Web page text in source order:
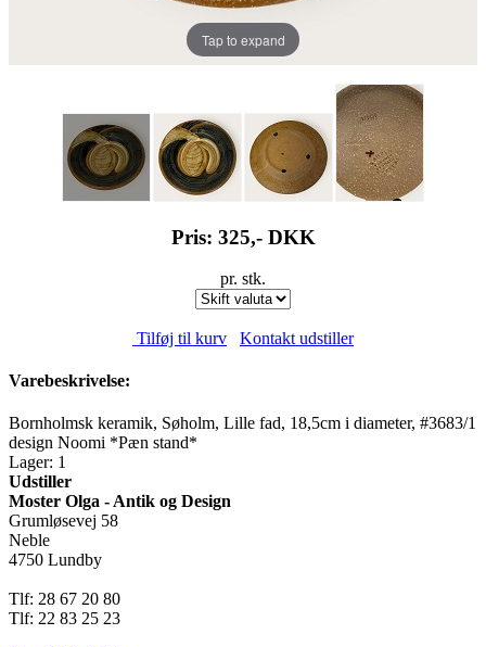
Tap to expand
Pris: 325,- DKK
pr. stk.
Tilføj til kurv Kontakt udstiller
Varebeskrivelse:
Bornholmsk keramik, Søholm, Lille fad, 18,5cm i diameter, #3683/1
design Noomi *Pæn stand*
Lager: 1
Udstiller
Moster Olga - Antik og Design
Grumløsevej 58
Neble
4750 Lundby
Tlf: 28 67 20 80
Tlf: 22 83 25 23